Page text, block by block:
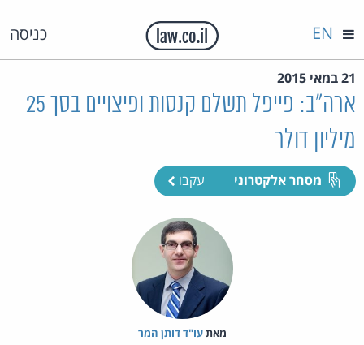
כניסה EN
21 במאי 2015
ארה"ב: פייפל תשלם קנסות ופיצויים בסך 25
מיליון דולר
מסחר אלקטרוני עקבו
מאת‏עו"ד דותן המר